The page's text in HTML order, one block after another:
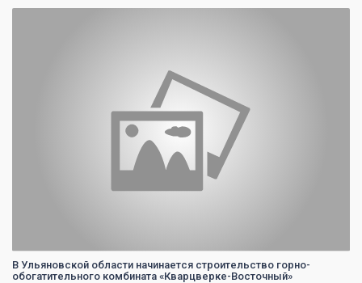
В Ульяновской области начинается строительство горно-
обогатительного комбината «Кварцверке-Восточный»